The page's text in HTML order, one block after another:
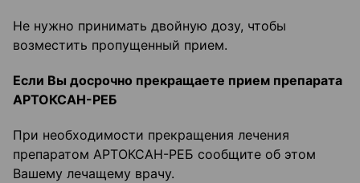
Не нужно принимать двойную дозу, чтобы
возместить пропущенный прием.
Если Вы досрочно прекращаете прием препарата
АРТОКСАН-РЕБ
При необходимости прекращения лечения
препаратом АРТОКСАН-РЕБ сообщите об этом
Вашему лечащему врачу.